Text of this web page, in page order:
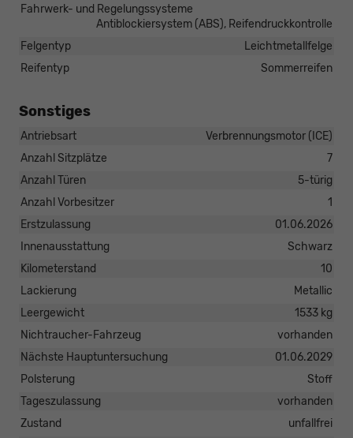
Fahrwerk- und Regelungssysteme
Antiblockiersystem (ABS), Reifendruckkontrolle
Felgentyp
Leichtmetallfelge
Reifentyp
Sommerreifen
Sonstiges
Antriebsart
Verbrennungsmotor (ICE)
Anzahl Sitzplätze
7
Anzahl Türen
5-türig
Anzahl Vorbesitzer
1
Erstzulassung
01.06.2026
Innenausstattung
Schwarz
Kilometerstand
10
Lackierung
Metallic
Leergewicht
1533 kg
Nichtraucher-Fahrzeug
vorhanden
Nächste Hauptuntersuchung
01.06.2029
Polsterung
Stoff
Tageszulassung
vorhanden
Zustand
unfallfrei